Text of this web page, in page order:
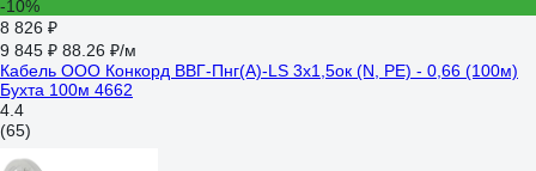
-10%
8 826 ₽
9 845 ₽ 88.26 ₽/м
Кабель ООО Конкорд ВВГ-Пнг(А)-LS 3x1,5ок (N, PE) - 0,66 (100м)
Бухта 100м 4662
4.4
(65)